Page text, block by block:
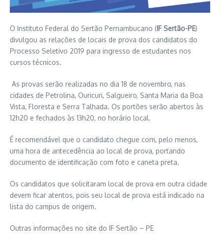
O Instituto Federal do Sertão Pernambucano ( IF Sertão-PE)
divulgou as relações de locais de prova dos candidatos do
Processo Seletivo 2019 para ingresso de estudantes nos
cursos técnicos.
As provas serão realizadas no dia 18 de novembro, nas
cidades de Petrolina, Ouricuri, Salgueiro, Santa Maria da Boa
Vista, Floresta e Serra Talhada. Os portões serão abertos às
12h20 e fechados às 13h20, no horário local.
É recomendável que o candidato chegue com, pelo menos,
uma hora de antecedência ao local de prova, portando
documento de identificação com foto e caneta preta.
Os candidatos que solicitaram local de prova em outra cidade
devem ficar atentos, pois seu local de prova está indicado na
lista do campus de origem.
Outras informações no site do IF Sertão – PE